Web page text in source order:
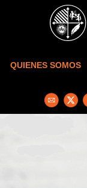
Skip to main content
QUIENES SOMOS